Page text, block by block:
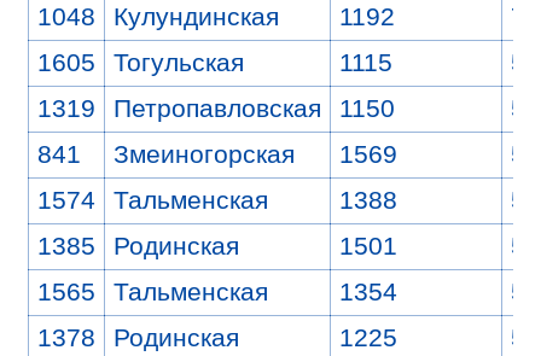
1048
Кулундинская 1192
1605
Тогульская 1115
1319
Петропавловская 1150
841
Змеиногорская 1569
1574
Тальменская 1388
1385
Родинская 1501
1565
Тальменская 1354
1378
Родинская 1225